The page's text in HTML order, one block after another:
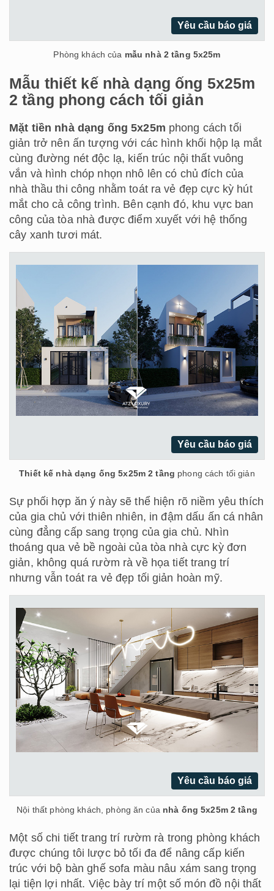
Yêu cầu báo giá
Phòng khách của mẫu nhà 2 tầng 5x25m
Mẫu thiết kế nhà dạng ống 5x25m
2 tầng phong cách tối giản
Mặt tiền nhà dạng ống 5x25m phong cách tối
giản trở nên ấn tượng với các hình khối hộp lạ mắt
cùng đường nét độc lạ, kiến trúc nội thất vuông
vắn và hình chóp nhọn nhô lên có chủ đích của
nhà thầu thi công nhằm toát ra vẻ đẹp cực kỳ hút
mắt cho cả công trình. Bên cạnh đó, khu vực ban
công của tòa nhà được điểm xuyết với hệ thống
cây xanh tươi mát.
Yêu cầu báo giá
Thiết kế nhà dạng ống 5x25m 2 tầng phong cách tối giản
Sự phối hợp ăn ý này sẽ thể hiện rõ niềm yêu thích
của gia chủ với thiên nhiên, in đậm dấu ấn cá nhân
cùng đẳng cấp sang trọng của gia chủ. Nhìn
thoáng qua vẻ bề ngoài của tòa nhà cực kỳ đơn
giản, không quá rườm rà về họa tiết trang trí
nhưng vẫn toát ra vẻ đẹp tối giản hoàn mỹ.
Yêu cầu báo giá
Nội thất phòng khách, phòng ăn của nhà ống 5x25m 2 tầng
Một số chi tiết trang trí rườm rà trong phòng khách
được chúng tôi lược bỏ tối đa để nâng cấp kiến
trúc với bộ bàn ghế sofa màu nâu xám sang trọng
lại tiện lợi nhất. Việc bày trí một số món đồ nội thất